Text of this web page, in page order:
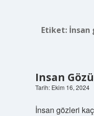
Etiket: İnsan
Insan
Tarih: Ekim 16, 2024
İnsan gözleri